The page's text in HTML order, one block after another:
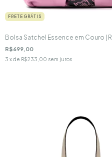
FRETE GRÁTIS
Bolsa Satchel Essence em Couro |
R$699,00
3 x de R$233,00 sem juros